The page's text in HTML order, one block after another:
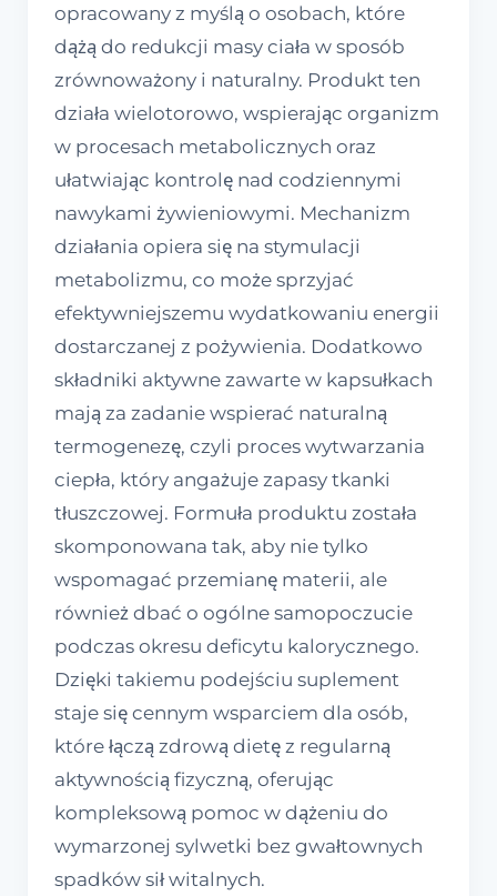
opracowany z myślą o osobach, które
dążą do redukcji masy ciała w sposób
zrównoważony i naturalny. Produkt ten
działa wielotorowo, wspierając organizm
w procesach metabolicznych oraz
ułatwiając kontrolę nad codziennymi
nawykami żywieniowymi. Mechanizm
działania opiera się na stymulacji
metabolizmu, co może sprzyjać
efektywniejszemu wydatkowaniu energii
dostarczanej z pożywienia. Dodatkowo
składniki aktywne zawarte w kapsułkach
mają za zadanie wspierać naturalną
termogenezę, czyli proces wytwarzania
ciepła, który angażuje zapasy tkanki
tłuszczowej. Formuła produktu została
skomponowana tak, aby nie tylko
wspomagać przemianę materii, ale
również dbać o ogólne samopoczucie
podczas okresu deficytu kalorycznego.
Dzięki takiemu podejściu suplement
staje się cennym wsparciem dla osób,
które łączą zdrową dietę z regularną
aktywnością fizyczną, oferując
kompleksową pomoc w dążeniu do
wymarzonej sylwetki bez gwałtownych
spadków sił witalnych.